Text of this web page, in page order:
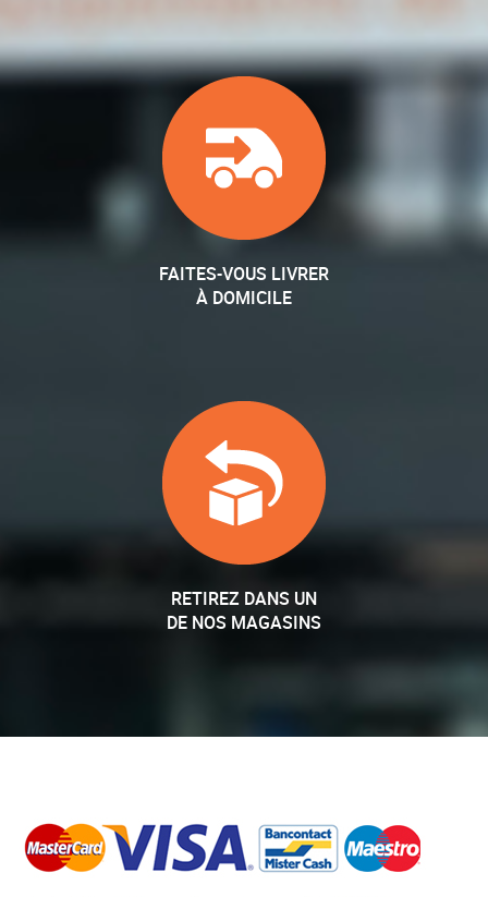
FAITES-VOUS LIVRER
À DOMICILE
RETIREZ DANS UN
DE NOS MAGASINS